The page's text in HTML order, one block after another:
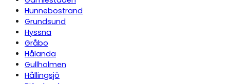
Hunnebostrand
Grundsund
Hyssna
Gråbo
Hålanda
Gullholmen
Hållingsjö